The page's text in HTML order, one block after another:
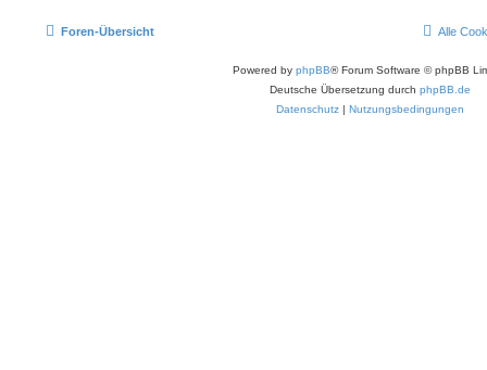
Foren-Übersicht Alle
Powered by phpBB® Forum Software © phpBB
Deutsche Übersetzung durch phpBB.de
Datenschutz | Nutzungsbedingungen